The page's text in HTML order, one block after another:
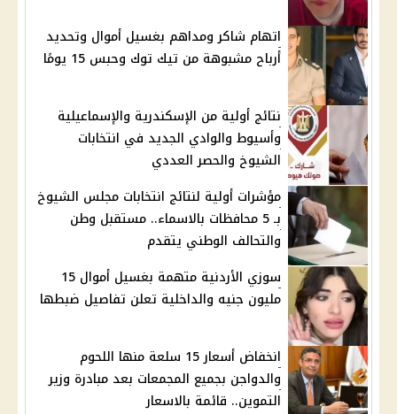
اتهام شاكر ومداهم بغسيل أموال وتحديد
أرباح مشبوهة من تيك توك وحبس 15 يومًا
نتائج أولية من الإسكندرية والإسماعيلية
وأسيوط والوادي الجديد في انتخابات
الشيوخ والحصر العددي
مؤشرات أولية لنتائج انتخابات مجلس الشيوخ
بـ 5 محافظات بالاسماء.. مستقبل وطن
والتحالف الوطني يتقدم
سوزي الأردنية متهمة بغسيل أموال 15
مليون جنيه والداخلية تعلن تفاصيل ضبطها
انخفاض أسعار 15 سلعة منها اللحوم
والدواجن بجميع المجمعات بعد مبادرة وزير
التموين.. قائمة بالاسعار